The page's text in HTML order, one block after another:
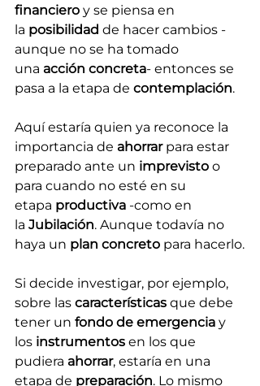
financiero y se piensa en
la posibilidad de hacer cambios -
aunque no se ha tomado
una acción concreta- entonces se
pasa a la etapa de contemplación.
Aquí estaría quien ya reconoce la
importancia de ahorrar para estar
preparado ante un imprevisto o
para cuando no esté en su
etapa productiva -como en
la Jubilación. Aunque todavía no
haya un plan concreto para hacerlo.
Si decide investigar, por ejemplo,
sobre las características que debe
tener un fondo de emergencia y
los instrumentos en los que
pudiera ahorrar, estaría en una
etapa de preparación. Lo mismo